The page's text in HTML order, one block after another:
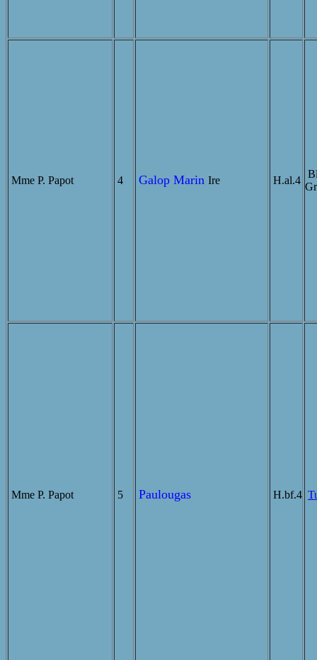
Mme P. Papot 4 Galop Marin Ire H.al.4
Mme P. Papot 5 Paulougas H.bf.4